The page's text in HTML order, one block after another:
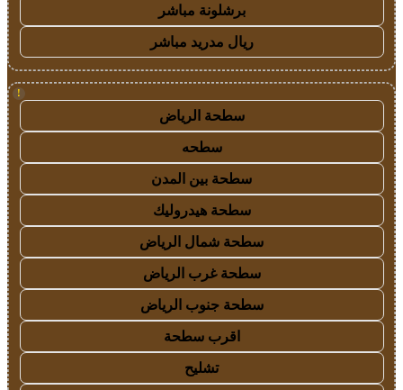
برشلونة مباشر
ريال مدريد مباشر
!
سطحة الرياض
سطحه
سطحة بين المدن
سطحة هيدروليك
سطحة شمال الرياض
سطحة غرب الرياض
سطحة جنوب الرياض
اقرب سطحة
تشليح